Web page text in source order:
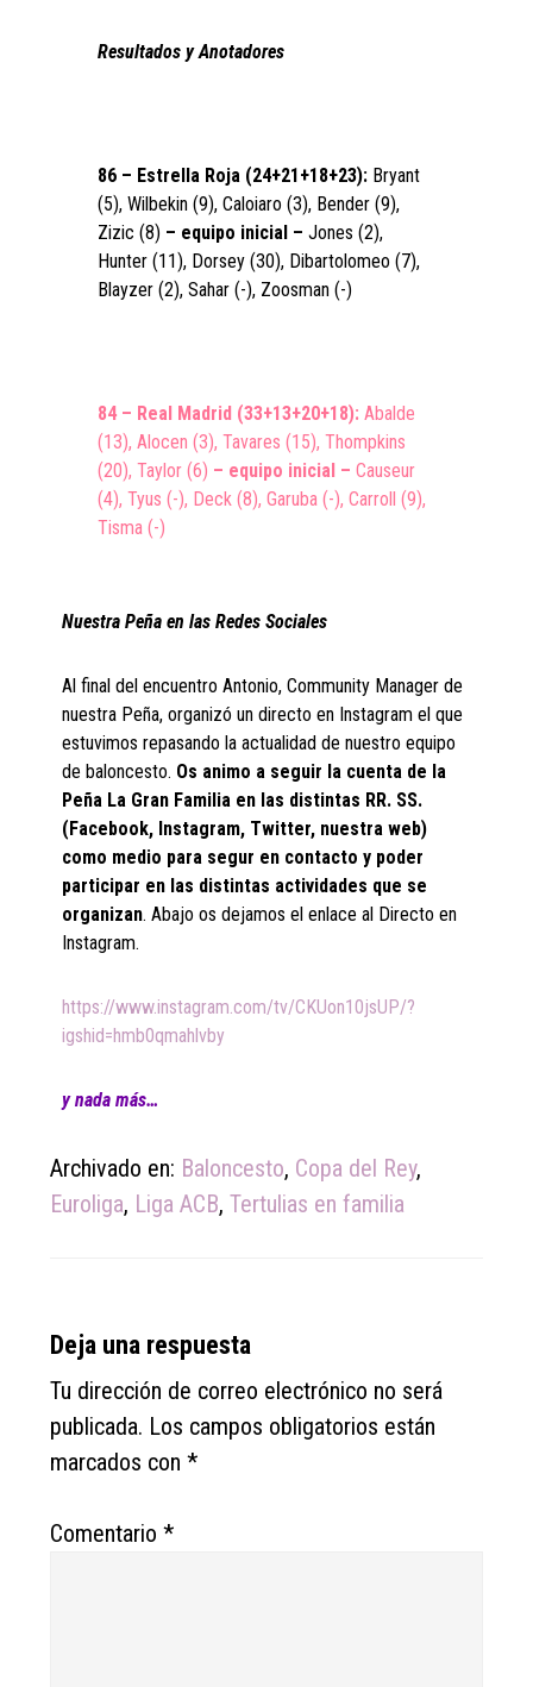
Resultados y Anotadores
86 – Estrella Roja (24+21+18+23): Bryant
(5), Wilbekin (9), Caloiaro (3), Bender (9),
Zizic (8) – equipo inicial – Jones (2),
Hunter (11), Dorsey (30), Dibartolomeo (7),
Blayzer (2), Sahar (-), Zoosman (-)
84 – Real Madrid (33+13+20+18):Abalde
(13), Alocen (3), Tavares (15), Thompkins
(20), Taylor (6) – equipo inicial –Causeur
(4), Tyus (-), Deck (8), Garuba (-), Carroll (9),
Tisma (-)
Nuestra Peña en las Redes Sociales
Al final del encuentro Antonio, Community Manager de
nuestra Peña, organizó un directo en Instagram el que
estuvimos repasando la actualidad de nuestro equipo
de baloncesto. Os animo a seguir la cuenta de la
Peña La Gran Familia en las distintas RR. SS.
(Facebook, Instagram, Twitter, nuestra web)
como medio para segur en contacto y poder
participar en las distintas actividades que se
organizan. Abajo os dejamos el enlace al Directo en
Instagram.
https://www.instagram.com/tv/CKUon10jsUP/?
igshid=hmb0qmahlvby
y nada más…
Archivado en: Baloncesto, Copa del Rey,
Euroliga, Liga ACB,Tertulias en familia
Reader
Interactions
Deja una respuesta
Tu dirección de correo electrónico no será
publicada. Los campos obligatorios están
marcados con*
Comentario*